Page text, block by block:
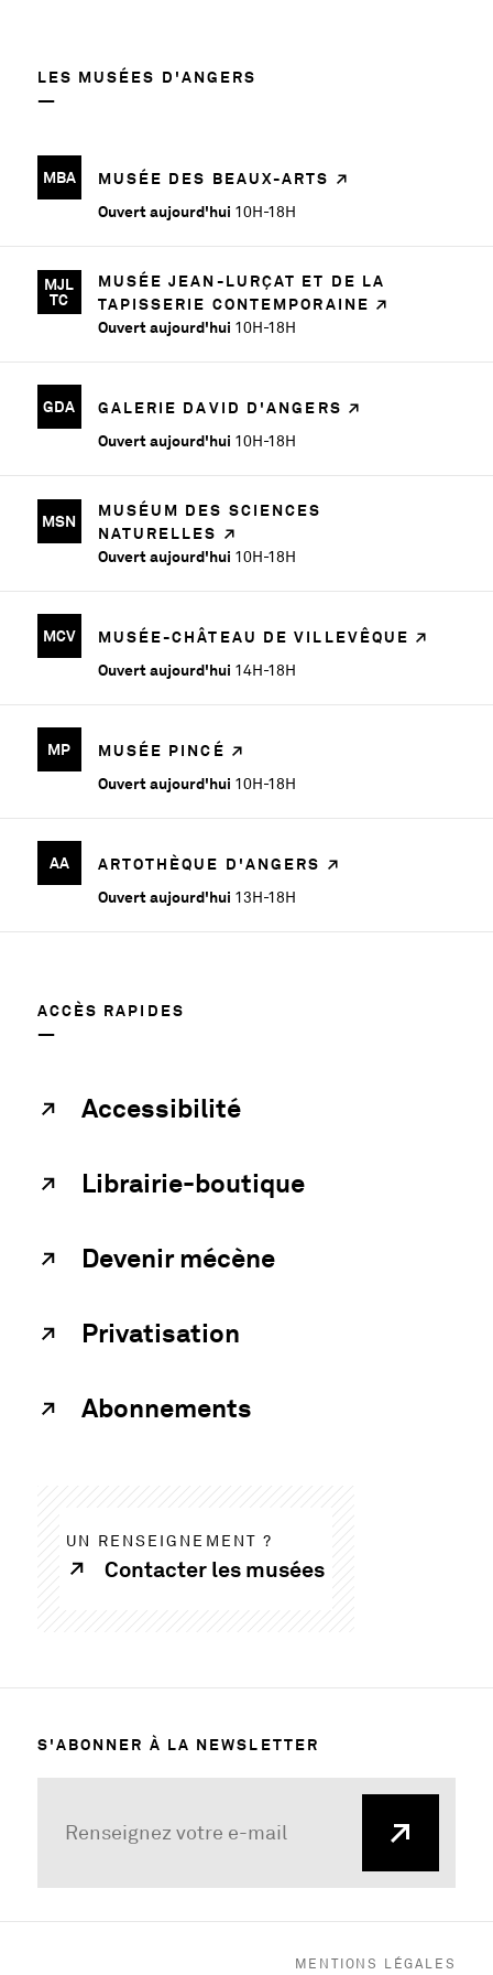
LES MUSÉES D'ANGERS
MBA
MUSÉE DES BEAUX-ARTS
Ouvert aujourd'hui 10H-18H
MJL
TC
MUSÉE JEAN-LURÇAT ET DE LA
TAPISSERIE CONTEMPORAINE
Ouvert aujourd'hui 10H-18H
GDA
GALERIE DAVID D'ANGERS
Ouvert aujourd'hui 10H-18H
MSN
MUSÉUM DES SCIENCES
NATURELLES
Ouvert aujourd'hui 10H-18H
MCV
MUSÉE-CHÂTEAU DE VILLEVÊQUE
Ouvert aujourd'hui 14H-18H
MP
MUSÉE PINCÉ
Ouvert aujourd'hui 10H-18H
AA
ARTOTHÈQUE D'ANGERS
Ouvert aujourd'hui 13H-18H
ACCÈS RAPIDES
Accessibilité
Librairie-boutique
Devenir mécène
Privatisation
Abonnements
UN RENSEIGNEMENT ?
Contacter les musées
S'ABONNER À LA NEWSLETTER
MENTIONS LÉGALES